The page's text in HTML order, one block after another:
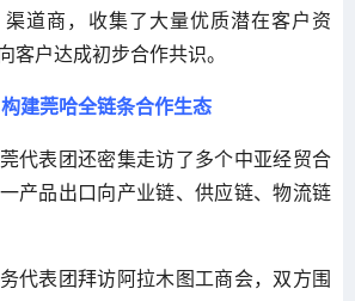
道商，收集了大量优质潜在客户资
客户达成初步合作共识。
建莞哈全链条合作生态
代表团还密集走访了多个中亚经贸合
产品出口向产业链、供应链、物流链
代表团拜访阿拉木图工商会，双方围